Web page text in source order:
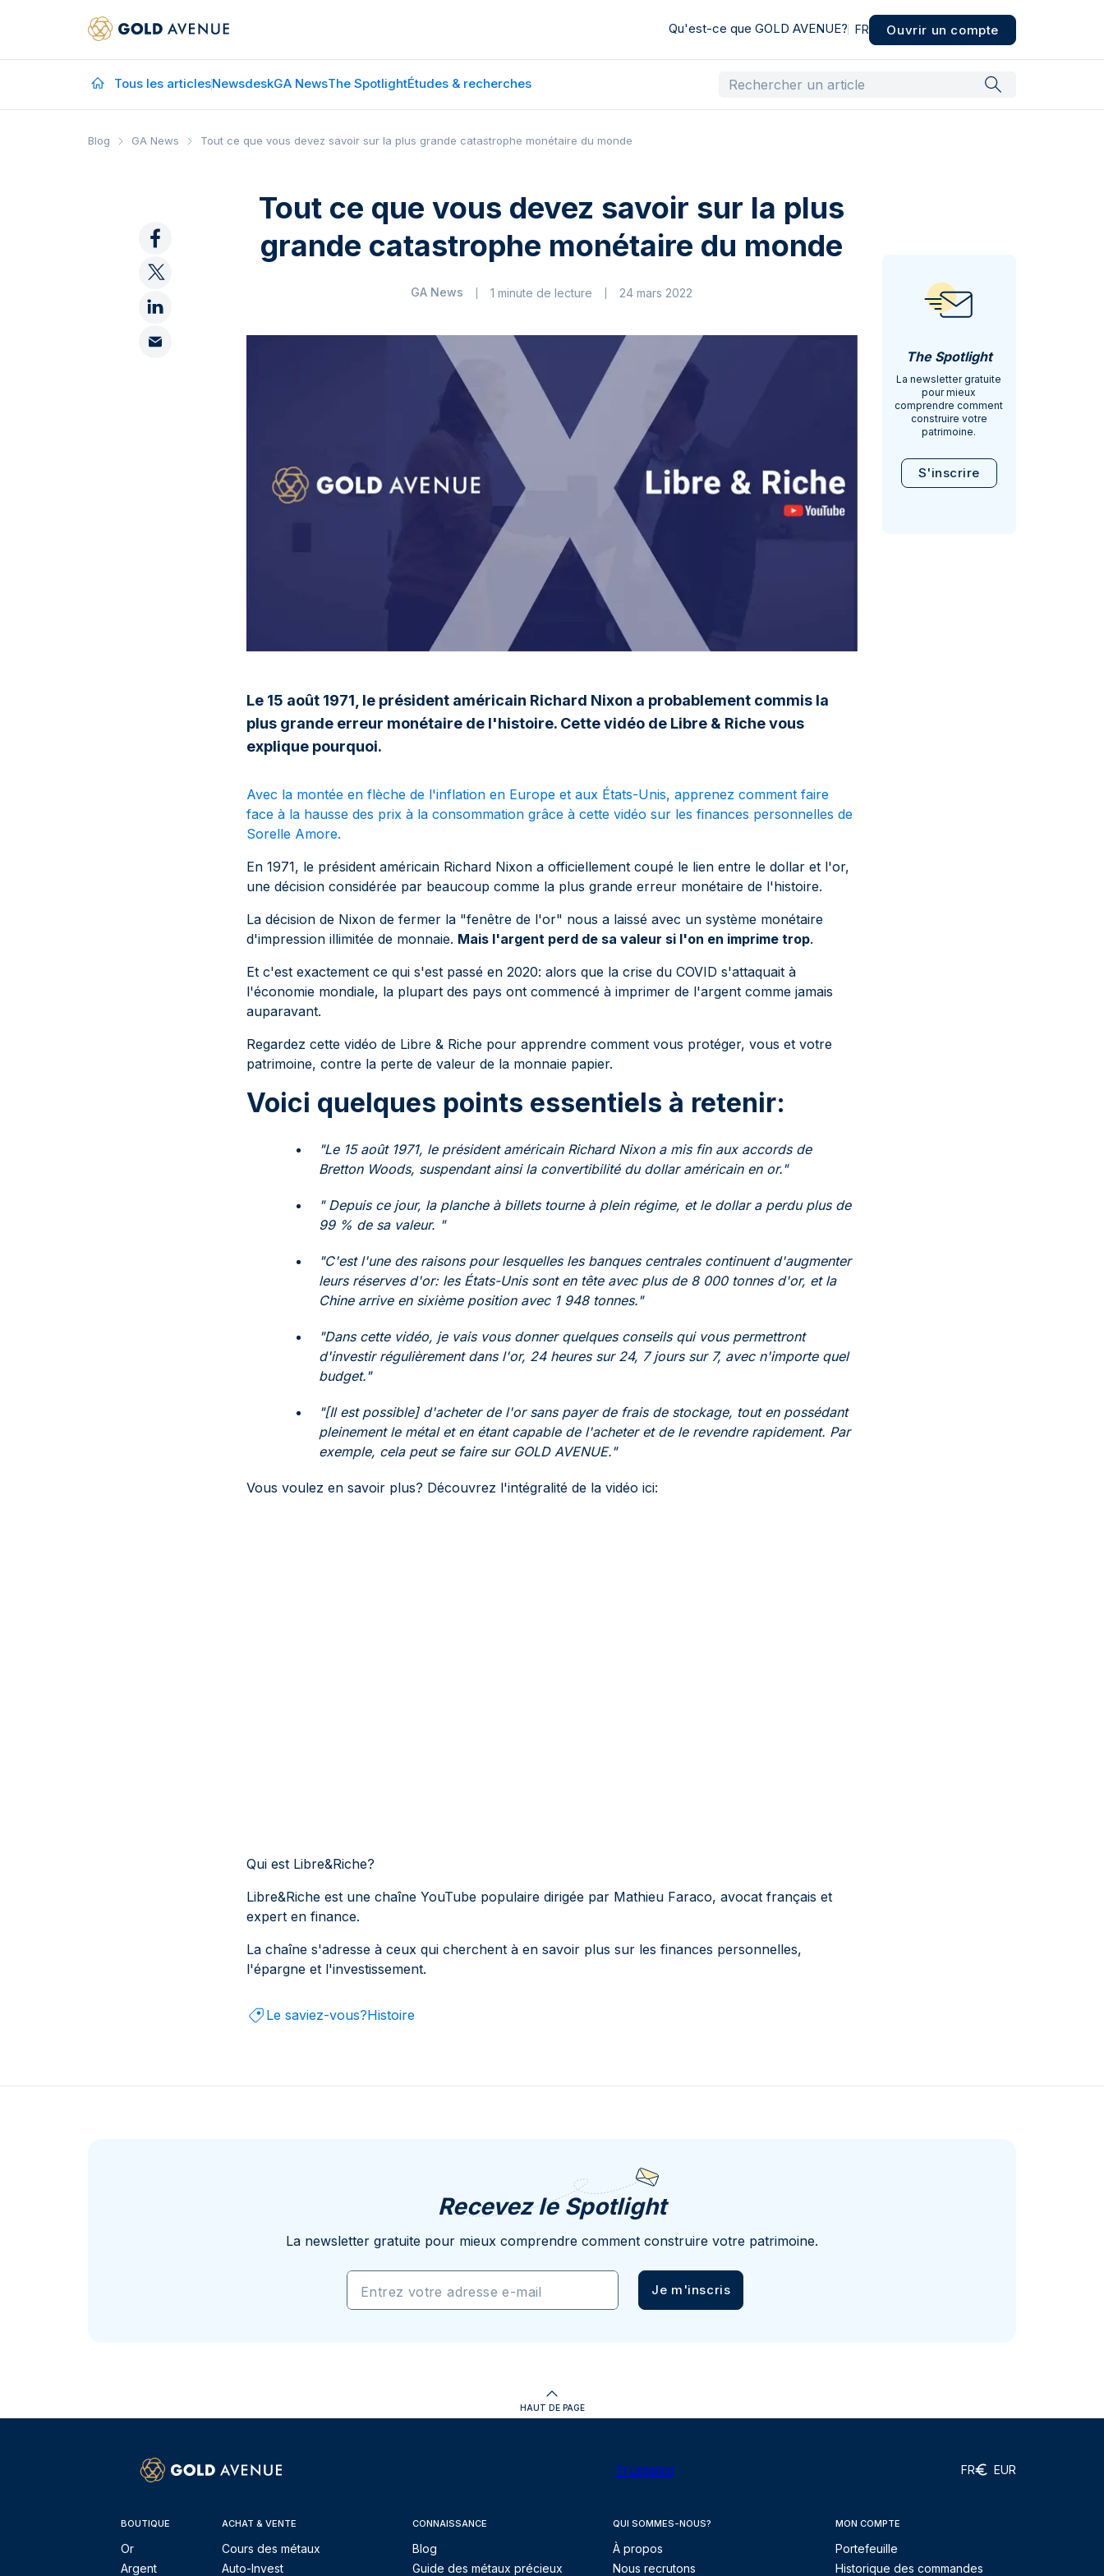
Qu'est-ce que GOLD AVENUE? FR Ouvrir un compte
Tous les articlesNewsdeskGA NewsThe SpotlightÉtudes & recherches
Blog GA News Tout ce que vous devez savoir sur la plus grande catastrophe monétaire du monde
Tout ce que vous devez savoir sur la plus
grande catastrophe monétaire du monde
GA News 1 minute de lecture 24 mars 2022
Le 15 août 1971, le président américain Richard Nixon a probablement commis la
plus grande erreur monétaire de l'histoire. Cette vidéo de Libre & Riche vous
explique pourquoi.
Avec la montée en flèche de l'inflation en Europe et aux États-Unis, apprenez comment faire
face à la hausse des prix à la consommation grâce à cette vidéo sur les finances personnelles de
Sorelle Amore.
En 1971, le président américain Richard Nixon a officiellement coupé le lien entre le dollar et l'or,
une décision considérée par beaucoup comme la plus grande erreur monétaire de l'histoire.
La décision de Nixon de fermer la "fenêtre de l'or" nous a laissé avec un système monétaire
d'impression illimitée de monnaie. Mais l'argent perd de sa valeur si l'on en imprime trop.
Et c'est exactement ce qui s'est passé en 2020: alors que la crise du COVID s'attaquait à
l'économie mondiale, la plupart des pays ont commencé à imprimer de l'argent comme jamais
auparavant.
Regardez cette vidéo de Libre & Riche pour apprendre comment vous protéger, vous et votre
patrimoine, contre la perte de valeur de la monnaie papier.
Voici quelques points essentiels à retenir:
"Le 15 août 1971, le président américain Richard Nixon a mis fin aux accords de
Bretton Woods, suspendant ainsi la convertibilité du dollar américain en or."
" Depuis ce jour, la planche à billets tourne à plein régime, et le dollar a perdu plus de
99 % de sa valeur. "
"C'est l'une des raisons pour lesquelles les banques centrales continuent d'augmenter
leurs réserves d'or: les États-Unis sont en tête avec plus de 8 000 tonnes d'or, et la
Chine arrive en sixième position avec 1 948 tonnes."
"Dans cette vidéo, je vais vous donner quelques conseils qui vous permettront
d'investir régulièrement dans l'or, 24 heures sur 24, 7 jours sur 7, avec n'importe quel
budget."
"[Il est possible] d'acheter de l'or sans payer de frais de stockage, tout en possédant
pleinement le métal et en étant capable de l'acheter et de le revendre rapidement. Par
exemple, cela peut se faire sur GOLD AVENUE."
Vous voulez en savoir plus? Découvrez l'intégralité de la vidéo ici:
Qui est Libre&Riche?
Libre&Riche est une chaîne YouTube populaire dirigée par Mathieu Faraco, avocat français et
expert en finance.
La chaîne s'adresse à ceux qui cherchent à en savoir plus sur les finances personnelles,
l'épargne et l'investissement.
Le saviez-vous?Histoire
The Spotlight
La newsletter gratuite
pour mieux
comprendre comment
construire votre
patrimoine.
S'inscrire
Recevez le Spotlight
La newsletter gratuite pour mieux comprendre comment construire votre patrimoine.
Entrez votre adresse e-mail Je m'inscris
HAUT DE PAGE
Trustpilot FR EUR
BOUTIQUE
Or
Argent
ACHAT & VENTE
Cours des métaux
Auto-Invest
CONNAISSANCE
Blog
Guide des métaux précieux
QUI SOMMES-NOUS?
À propos
Nous recrutons
MON COMPTE
Portefeuille
Historique des commandes